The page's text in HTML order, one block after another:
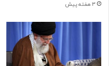
3 هفته پیش